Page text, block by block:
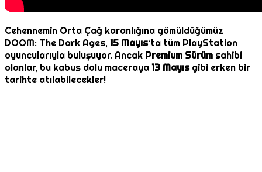
Cehennemin Orta Çağ karanlığına gömüldüğümüz
DOOM: The Dark Ages,15 Mayıs‘ta tüm PlayStation
oyuncularıyla buluşuyor. Ancak Premium Sürüm sahibi
olanlar, bu kabus dolu maceraya13 Mayıs gibi erken bir
tarihte atılabilecekler!